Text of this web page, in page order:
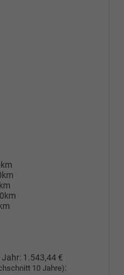
Jahr: 1.543,44 €
10 Jahre):